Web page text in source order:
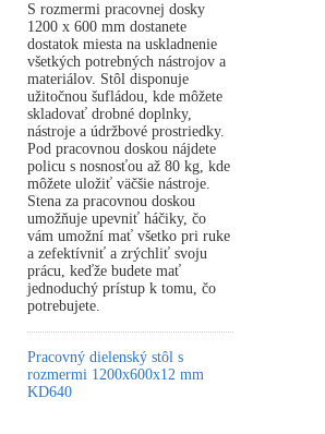
S rozmermi pracovnej dosky
1200 x 600 mm dostanete
dostatok miesta na uskladnenie
všetkých potrebných nástrojov a
materiálov. Stôl disponuje
užitočnou šufládou, kde môžete
skladovať drobné doplnky,
nástroje a údržbové prostriedky.
Pod pracovnou doskou nájdete
policu s nosnosťou až 80 kg, kde
môžete uložiť väčšie nástroje.
Stena za pracovnou doskou
umožňuje upevniť háčiky, čo
vám umožní mať všetko pri ruke
a zefektívniť a zrýchliť svoju
prácu, keďže budete mať
jednoduchý prístup k tomu, čo
potrebujete.
Pracovný dielenský stôl s
rozmermi 1200x600x12 mm
KD640